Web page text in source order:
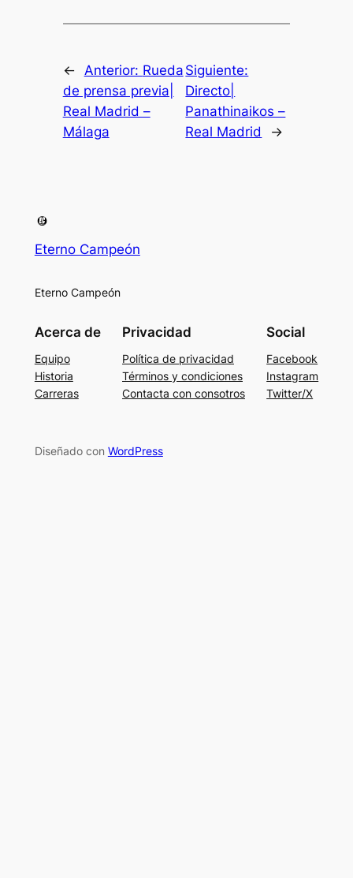
← Anterior: Rueda
de prensa previa|
Real Madrid –
Málaga
Siguiente:
Directo|
Panathinaikos –
Real Madrid
→
Eterno Campeón
Eterno Campeón
Acerca de
Equipo
Historia
Carreras
Privacidad
Política de privacidad
Términos y condiciones
Contacta con consotros
Social
Facebook
Instagram
Twitter/X
Diseñado con WordPress